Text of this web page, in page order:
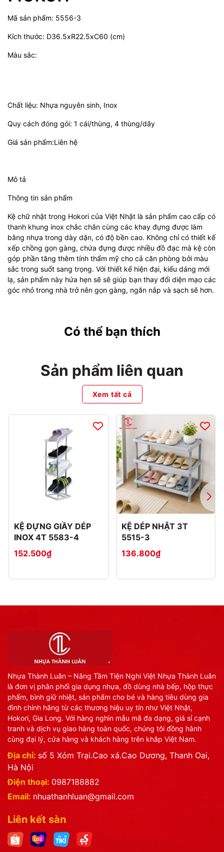
Mã sản phẩm: 5556-3
Kích thước: D36.5xR22.5xC60 (cm)
Màu sắc:
Chất liệu: Nhựa nguyên sinh, Inox
Quy cách đóng gói: 1 cái/thùng, 4 thùng/dây
Giá sản phẩm:Liên hệ
Mô tả
Thông tin sản phẩm
Kệ chữ nhật trong Hokori của Việt Nhật là sản phẩm cao cấp có
thanh khung inox chắc chắn cùng các khay đựng được làm
bằng nhựa trong dày dặn, có độ bền cao. Không chỉ có thiết kế
xếp chồng gọn gàng, chứa đựng được nhiều đồ đạc mà kệ còn
góp phần tăng thêm tính thẩm mỹ cho cả căn phòng bởi màu
sắc trong suốt sang trọng. Với thiết kế hiện đại, kiểu dáng mới
lạ, sản phẩm này hứa hẹn sẽ sẽ giúp bạn thay đổi diện mạo các
góc nhỏ trong nhà trở nên gọn gàng, ngăn nắp và sạch sẽ hơn.
Có thể bạn thích
Sản phẩm liên quan
Xem tất cả
KỆ ĐỰNG GIẦY DÉP
INOX 4T 5583-4
152.500₫
KỆ DÉP NHẬT 3T
5515-3
136.800₫
Nhựa Thành Luân – Nâng Tầm Tiện Nghi Việt Nhựa Thành Luân
là đơn vị phân phối gia dụng nhựa, đồ dùng nhà bếp, hộp thực
phẩm, bình giữ nhiệt, sản phẩm cho bé và hàng tiêu dùng gia
đình chính hãng từ các thương hiệu uy tín như Việt Nhật,
Hokori, Gia Long. Với hàng nghìn mẫu mã đa dạng, giá sỉ cạnh
tranh và dịch vụ giao hàng toàn quốc, chúng tôi đồng hành
cùng đại lý, cửa hàng và khách hàng trên khắp Việt Nam.
Địa chỉ: số 5 Xóm Trại.Cao xá.Cao Dương, Thanh Oai,
Hà Nội
Điện thoại: 0987188882
Email: nhuathanhluan@gmail.com
Liên kết sàn